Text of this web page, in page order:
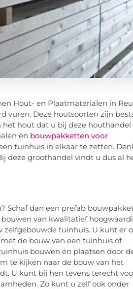
Hout- en Plaatmaterialen in
vuren. Deze houtsoorten zijn
het hout dat u bij deze houthandel
en bouwpakketten voor
tuinhuis in elkaar te zetten.
deze groothandel vindt u dus al
Schaf dan een prefab bouwpakket
van kwalitatief
tuinhuis. U kunt er
de bouw van een tuinhuis of
bouwen én plaatsen door
te kijken naar de bouw van het
U kunt bij hen tevens terecht
Zo kunt u zelf ook onder